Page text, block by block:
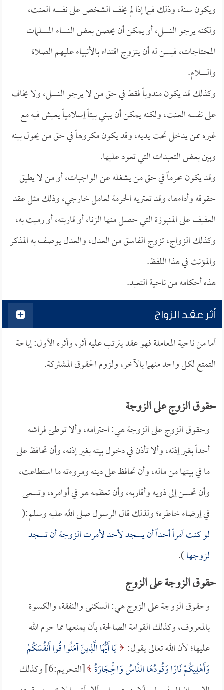
ويكون سنة، وذلك فيما إذا لم يخف الشخص على نفسه العنت،
ولكنه يرجو النسل، أو يمكن أن يحصن بعض النساء المسلمات
المحتاجات، فيسن له أن يتزوج اقتداء بالأنبياء عليهم الصلاة
والسلام.
وكذلك قد يكون مندوباً فقط في حق من لا يرجو النسل، ولا يخاف
على نفسه العنت، ولكنه يمكن أن يبني بيتاً إسلامياً يعيش فيه مع
غيره ممن يدخل تحت يديه، وقد يكون مكروهاً في حق من يحول بينه
وبين بعض التعبدات التي تعود عليها.
وقد يكون محرماً في حق من يشغله عن الواجبات، أو من لا يطيق
حقوقه وأداءها، وقد تعتريه الحرمة لعامل خارجي، وذلك مثل عقد
العفيف على المنبوزة التي حصل منها الزنا، أو قاربته، أو رميت به،
وكذلك الزواج، تزوج الفاسق من العدل، والعدل يوصف به المذكر
والمؤنث في هذا اللفظ.
هذه أحكامه من ناحية التعبد.
أثر عقد الزواج
أما من ناحية المعاملة فهو عقد يترتب عليه أثر، وأثره الأول: إباحة
التمتع لكل واحد منهما بالآخر، ولزوم الحقوق المشتركة.
حقوق الزوج على الزوجة
وحقوق الزوج على الزوجة هي: احترامه، وألا توطئ فراشه
أحداً بغير إذنه، وألا تأذن في دخول بيته بغير إذنه، وأن تحافظ على
ما في بيتها من ماله، وأن تحافظ على دينه ومروءته ما استطاعت،
وأن تحسن إلى ذويه وأقاربه، وأن تعظمه هو في أوامره، وتسعى
في إرضاء خاطره؛ ولذلك قال الرسول صلى الله عليه وسلم:(
لو كنت آمراً أحداً أن يسجد لأحد لأمرت الزوجة أن تسجد
لزوجها).
حقوق الزوجة على الزوج
وحقوق الزوجة على الزوج هي: السكنى والنفقة، والكسوة
بالمعروف، وكذلك القوامة الصالحة، بأن يمنعها مما حرم الله
عليها؛ لأن الله تعالى يقول: يَا أَيُّهَا الَّذِينَ آمَنُوا قُوا أَنفُسَكُمْ
وَأَهْلِيكُمْ نَارًا وَقُودُهَا النَّاسُ وَالْحِجَارَةُ
[التحريم:6] وكذلك